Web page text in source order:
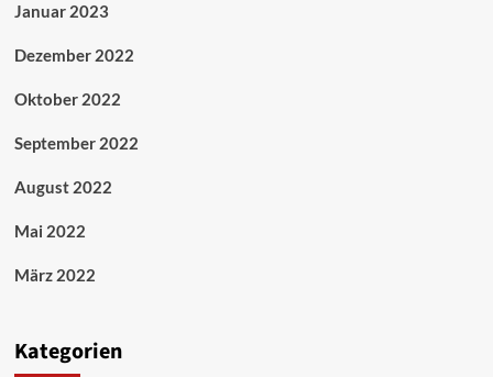
Januar 2023
Dezember 2022
Oktober 2022
September 2022
August 2022
Mai 2022
März 2022
Kategorien